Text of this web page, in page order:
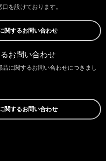
を設けております。
関するお問い合わせ
お問い合わせ
に関するお問い合わせにつきまし
関するお問い合わせ